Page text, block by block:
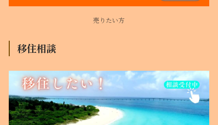
売りたい方
移住相談